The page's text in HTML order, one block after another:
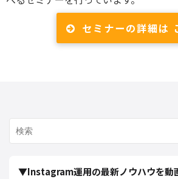
セミナーの詳細は
▼Instagram運用の最新ノウハウを動